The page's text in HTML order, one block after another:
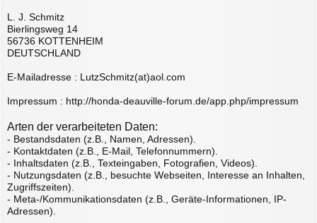
L. J. Schmitz
Bierlingsweg 14
56736 KOTTENHEIM
DEUTSCHLAND
E-Mailadresse : LutzSchmitz(at)aol.com
Impressum : http://honda-deauville-forum.de/app.php/impressum
Arten der verarbeiteten Daten:
- Bestandsdaten (z.B., Namen, Adressen).
- Kontaktdaten (z.B., E-Mail, Telefonnummern).
- Inhaltsdaten (z.B., Texteingaben, Fotografien, Videos).
- Nutzungsdaten (z.B., besuchte Webseiten, Interesse an Inhalten,
Zugriffszeiten).
- Meta-/Kommunikationsdaten (z.B., Geräte-Informationen, IP-
Adressen).